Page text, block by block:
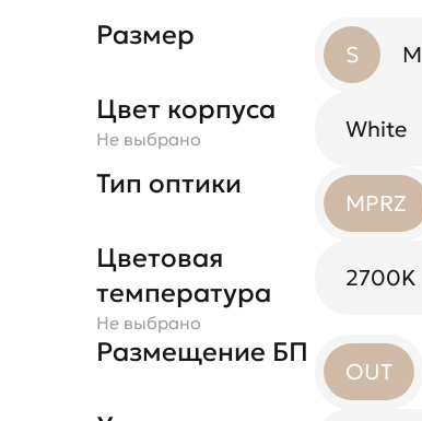
Размер
S M
Цвет корпуса
Не выбрано White
Тип оптики
MPRZ
Цветовая
температура
Не выбрано
2700K
Размещение БП
OUT